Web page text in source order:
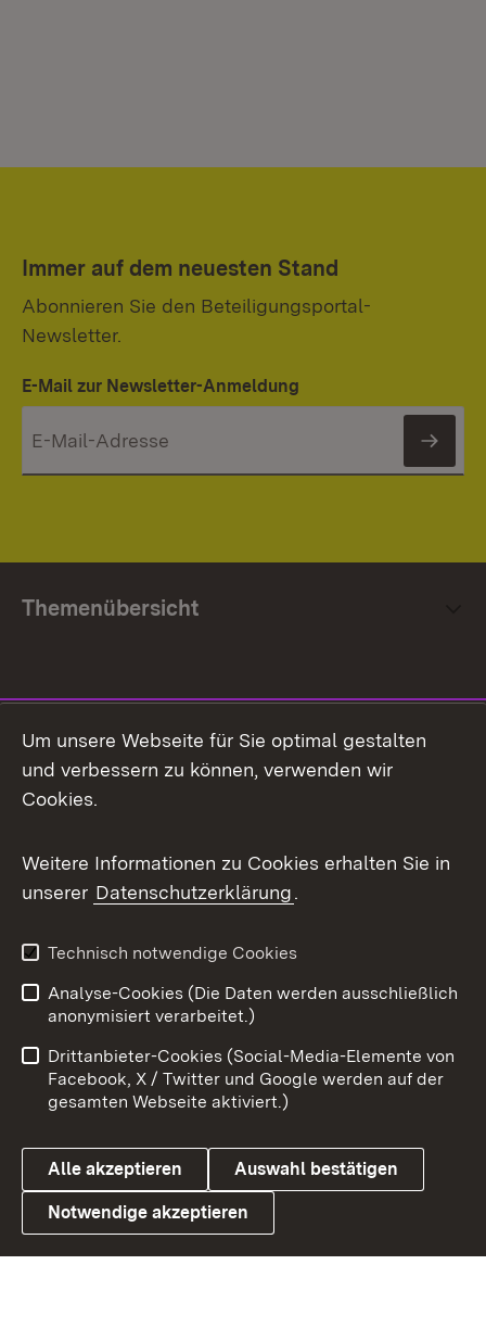
Immer auf dem neuesten Stand
Abonnieren Sie den Beteiligungsportal-
Newsletter.
E-Mail zur Newsletter-Anmeldung
Themenübersicht
Facebook
X / Twitter
Youtube
Link zum Landesportal
Impressum
Kontakt
Barrierefreiheit
Datenschutz
Cookies
Um unsere Webseite für Sie optimal gestalten
und verbessern zu können, verwenden wir
Cookies.
Weitere Informationen zu Cookies erhalten Sie in
unserer Datenschutzerklärung.
Technisch notwendige Cookies
Analyse-Cookies (Die Daten werden ausschließlich
anonymisiert verarbeitet.)
Drittanbieter-Cookies (Social-Media-Elemente von
Facebook, X / Twitter und Google werden auf der
gesamten Webseite aktiviert.)
Alle akzeptieren Auswahl bestätigen
Notwendige akzeptieren